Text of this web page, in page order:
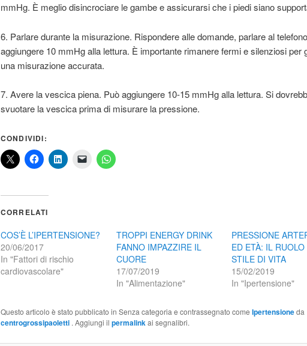
mmHg. È meglio disincrociare le gambe e assicurarsi che i piedi siano
6. Parlare durante la misurazione. Rispondere alle domande, parlare al
aggiungere 10 mmHg alla lettura. È importante rimanere fermi e silenziosi per
una misurazione accurata.
7. Avere la vescica piena. Può aggiungere 10-15 mmHg alla lettura. Si
svuotare la vescica prima di misurare la pressione.
CONDIVIDI:
CORRELATI
COS’È L’IPERTENSIONE?
20/06/2017
In "Fattori di rischio
cardiovascolare"
TROPPI ENERGY DRINK
FANNO IMPAZZIRE IL
CUORE
17/07/2019
In "Alimentazione"
PRESSIONE
ED ETÀ: IL
STILE DI VITA
15/02/2019
In "Ipertensione"
Questo articolo è stato pubblicato in Senza categoria e contrassegnato come Ipertensioneda
centrogrossipaoletti . Aggiungi il permalinkai segnalibri.